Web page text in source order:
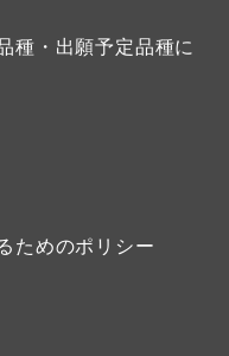
種・出願予定品種に
ためのポリシー